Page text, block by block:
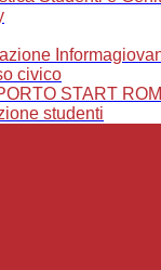
civico
START
studenti